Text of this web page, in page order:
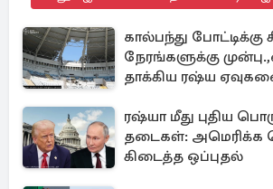
கால்பந்து போட்டிக்கு
நேரங்களுக்கு
தாக்கிய ரஷ்ய
ரஷ்யா மீது புதிய
தடைகள்: அமெரிக்க
கிடைத்த ஒப்புதல்